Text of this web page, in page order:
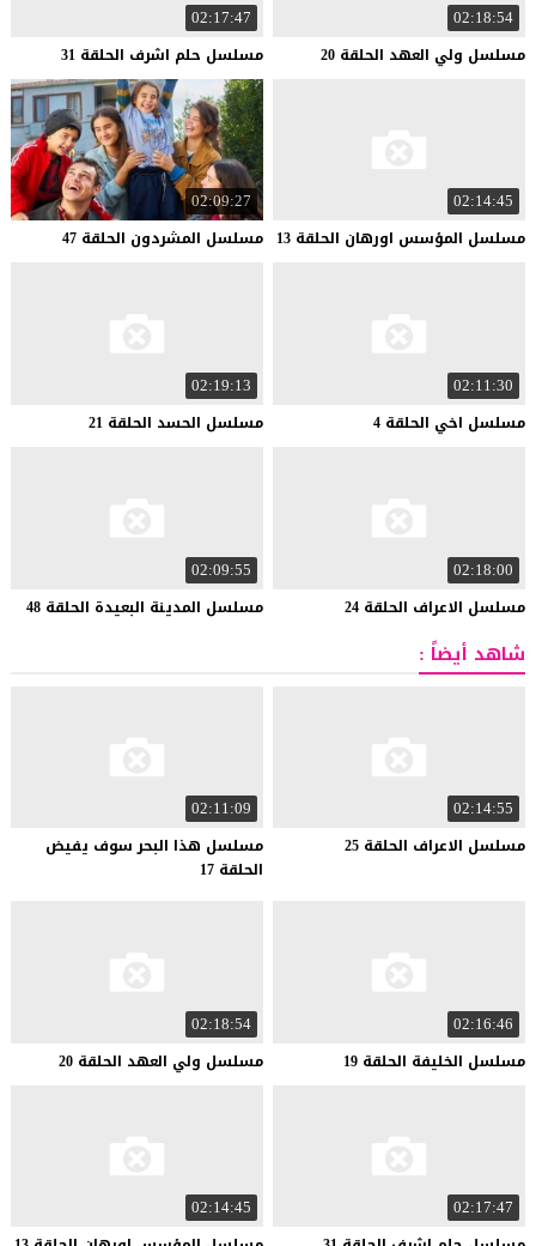
02:18:54
مسلسل ولي العهد الحلقة 20
02:17:47
مسلسل حلم اشرف الحلقة 31
02:14:45
مسلسل المؤسس اورهان الحلقة 13
02:09:27
مسلسل المشردون الحلقة 47
02:11:30
مسلسل اخي الحلقة 4
02:19:13
مسلسل الحسد الحلقة 21
02:18:00
مسلسل الاعراف الحلقة 24
02:09:55
مسلسل المدينة البعيدة الحلقة 48
شاهد أيضاً :
02:14:55
مسلسل الاعراف الحلقة 25
02:11:09
مسلسل هذا البحر سوف يفيض
الحلقة 17
02:16:46
مسلسل الخليفة الحلقة 19
02:18:54
مسلسل ولي العهد الحلقة 20
02:17:47
02:14:45